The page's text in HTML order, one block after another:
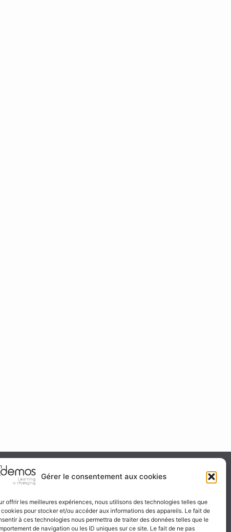
Gérer le consentement aux cookies
offrir les meilleures expériences, nous utilisons des technologies telles que
cookies pour stocker et/ou accéder aux informations des appareils. Le fait de
à ces technologies nous permettra de traiter des données telles que le
de navigation ou les ID uniques sur ce site. Le fait de ne pas
& certification
certificat
nous